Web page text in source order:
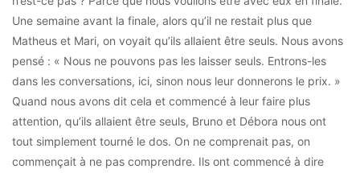
Une semaine avant la finale, alors qu’il ne restait plus que
Matheus et Mari, on voyait qu’ils allaient être seuls. Nous avons
pensé : « Nous ne pouvons pas les laisser seuls. Entrons-les
dans les conversations, ici, sinon nous leur donnerons le prix. »
Quand nous avons dit cela et commencé à leur faire plus
attention, qu’ils allaient être seuls, Bruno et Débora nous ont
tout simplement tourné le dos. On ne comprenait pas, on
commençait à ne pas comprendre. Ils ont commencé à dire